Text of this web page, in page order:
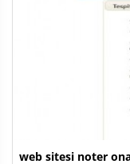
web sitesi noter